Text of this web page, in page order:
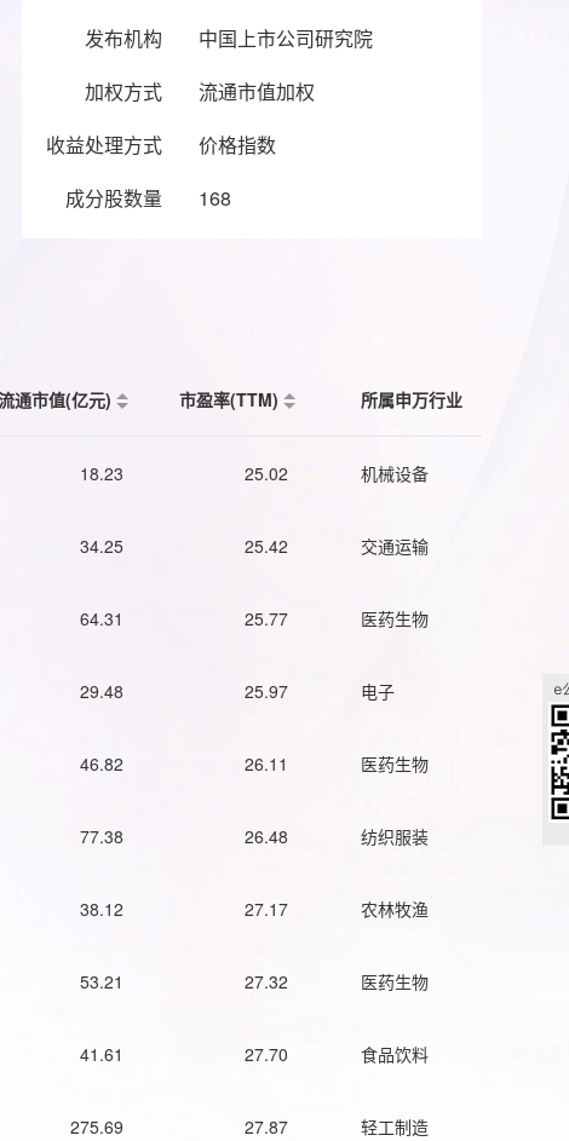
发布机构
中国上市公司研究院
加权方式
流通市值加权
收益处理方式
价格指数
成分股数量
168
通市值(亿元) 市盈率(TTM) 所属申万行业
18.23 25.02 机械设备
34.25 25.42 交通运输
64.31 25.77 医药生物
29.48 25.97 电子
46.82 26.11 医药生物
77.38 26.48 纺织服装
38.12 27.17 农林牧渔
53.21 27.32 医药生物
41.61 27.70 食品饮料
275.69 27.87 轻工制造